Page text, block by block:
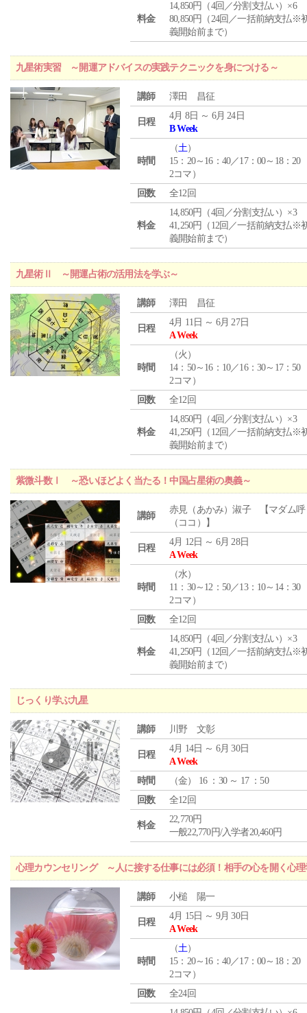
料金
14,850円（4回／分割支払い）×6
80,850円（24回／一括前納支払※
義開始前まで）
九星術実習 ～開運アドバイスの実践テクニックを身につける～
講師 澤田 昌征
日程
4月 8日 ～ 6月 24日
B Week
時間
（土）
15：20～16：40／17：00～18：20
2コマ）
回数
全12回
料金
14,850円（4回／分割支払い）×3
41,250円（12回／一括前納支払※
義開始前まで）
九星術Ⅱ ～開運占術の活用法を学ぶ～
講師 澤田 昌征
日程
4月 11日 ～ 6月 27日
A Week
時間
（火 ）
14：50～16：10／16：30～17：50
2コマ）
回数
全12回
料金
14,850円（4回／分割支払い）×3
41,250円（12回／一括前納支払※
義開始前まで）
紫微斗数Ⅰ ～恐いほどよく当たる！中国占星術の奥義～
講師
赤見（あかみ）淑子 【マダム呼
（ココ）】
日程
4月 12日 ～ 6月 28日
A Week
時間
（水）
11：30～12：50／13：10～14：30
2コマ）
回数
全12回
料金
14,850円（4回／分割支払い）×3
41,250円（12回／一括前納支払※
義開始前まで）
じっくり学ぶ九星
講師 川野 文彰
日程
4月 14日 ～ 6月 30日
A Week
時間
（金） 16 ：30 ～ 17 ：50
回数
全12回
料金
22,770円
一般22,770円/入学者20,460円
心理カウンセリング ～人に接する仕事には必須！相手の心を開く心理
講師 小槌 陽一
日程
4月 15日 ～ 9月 30日
A Week
時間
（土）
15：20～16：40／17：00～18：20
2コマ）
回数
全24回